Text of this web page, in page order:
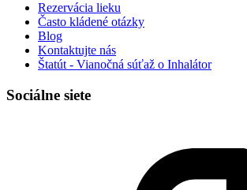
Rezervácia lieku
Často kládené otázky
Blog
Kontaktujte nás
Štatút - Vianočná súťaž o Inhalátor
Sociálne siete